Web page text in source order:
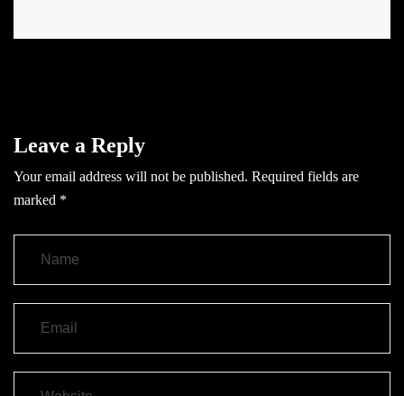
Leave a Reply
Your email address will not be published. Required fields are
marked *